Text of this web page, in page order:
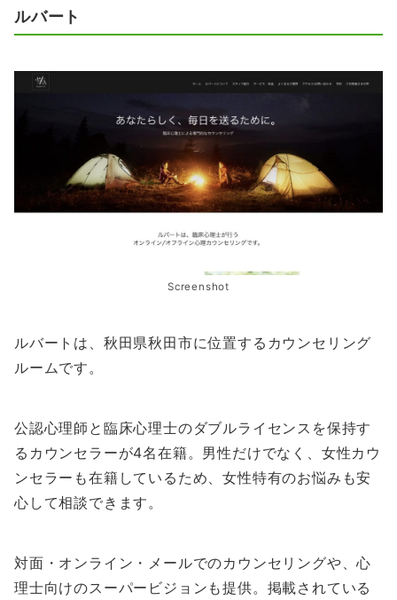
ルバート
Screenshot
ルバートは、秋田県秋田市に位置するカウンセリング
ルームです。
公認心理師と臨床心理士のダブルライセンスを保持す
るカウンセラーが4名在籍。男性だけでなく、女性カウ
ンセラーも在籍しているため、女性特有のお悩みも安
心して相談できます。
対面・オンライン・メールでのカウンセリングや、心
理士向けのスーパービジョンも提供。掲載されている